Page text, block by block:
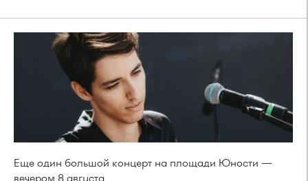
Еще один большой концерт на площади Юности —